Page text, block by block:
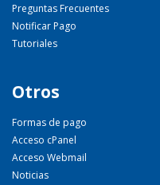
Preguntas Frecuentes
Notificar Pago
Tutoriales
Otros
Formas de pago
Acceso cPanel
Acceso Webmail
Noticias